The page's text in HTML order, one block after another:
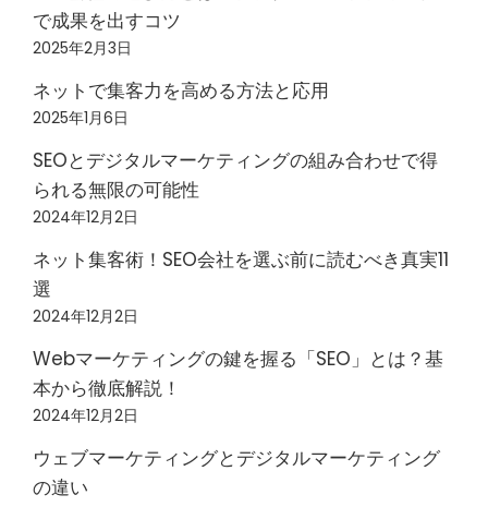
で成果を出すコツ
2025年2月3日
ネットで集客力を高める方法と応用
2025年1月6日
SEOとデジタルマーケティングの組み合わせで得
られる無限の可能性
2024年12月2日
ネット集客術！SEO会社を選ぶ前に読むべき真実11
選
2024年12月2日
Webマーケティングの鍵を握る「SEO」とは？基
本から徹底解説！
2024年12月2日
ウェブマーケティングとデジタルマーケティング
の違い